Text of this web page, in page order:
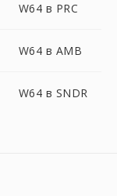
W64 в PRC
W64 в AMB
W64 в SNDR